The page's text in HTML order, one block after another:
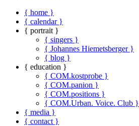
{ home }
{ calendar }
{ portrait }
{ singers }
{ Johannes Hiemetsberger }
{ blog }
{ education }
{ COM.kostprobe }
{ COM.panion }
{ COM.positions }
{ COM.Urban. Voice. Club }
{ media }
{ contact }